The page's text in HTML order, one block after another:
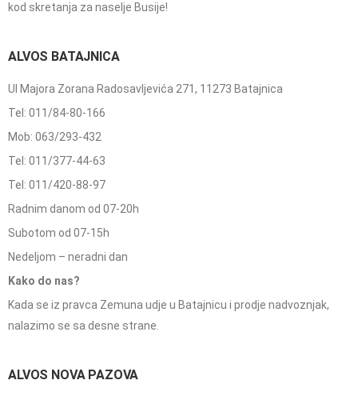
kod skretanja za naselje Busije!
ALVOS BATAJNICA
Ul Majora Zorana Radosavljevića 271, 11273 Batajnica
Tel: 011/84-80-166
Mob: 063/293-432
Tel: 011/377-44-63
Tel: 011/420-88-97
Radnim danom od 07-20h
Subotom od 07-15h
Nedeljom – neradni dan
Kako do nas?
Kada se iz pravca Zemuna udje u Batajnicu i prodje nadvoznjak,
nalazimo se sa desne strane.
ALVOS NOVA PAZOVA